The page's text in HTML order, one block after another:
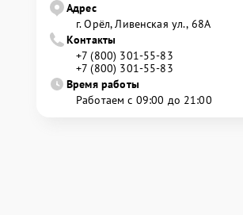
Адрес
г. Орёл, Ливенская ул., 68А
Контакты
+7 (800) 301-55-83
+7 (800) 301-55-83
Время работы
Работаем с 09:00 до 21:00